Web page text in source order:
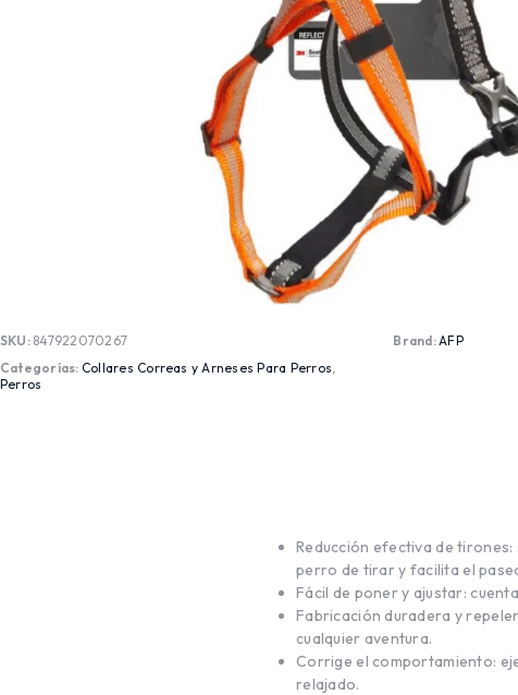
SKU: 847922070267
Categorías: Collares Correas y Arneses Para Perros,
Perros
Brand:AFP
Reducción efectiva de
perro de tirar y facilita el
Fácil de poner y ajustar:
Fabricación duradera y
cualquier aventura.
Corrige el comportamiento:
relajado.